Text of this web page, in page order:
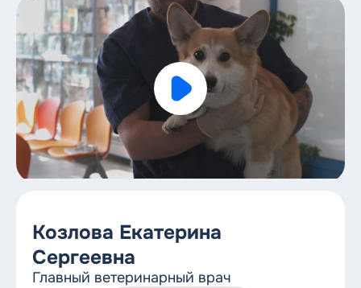
Козлова Екатерина
Сергеевна
Главный ветеринарный врач